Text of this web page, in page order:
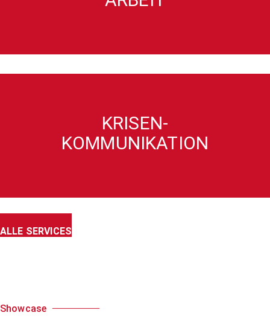
KRISEN-
KOMMUNIKATION
ALLE SERVICES
Showcase